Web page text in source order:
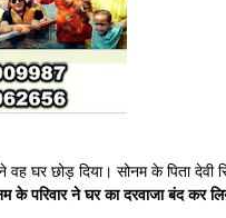
घर छोड़ दिया। सोनम के पिता देवी
के परिवार ने घर का दरवाजा बंद कर